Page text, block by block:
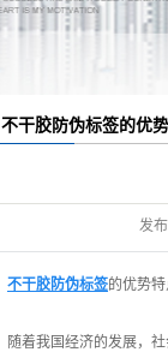
不干胶防伪标签的优
发布
不干胶防伪标签的优势
随着我国经济的发展，